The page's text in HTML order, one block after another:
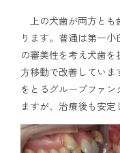
上の犬歯が両方とも
ります。普通は第一
の審美性を考え犬歯
方移動で改善してい
をとるグループファ
ますが、治療後も安定